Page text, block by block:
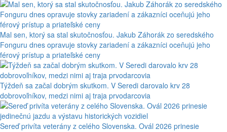
Mal sen, ktorý sa stal skutočnosťou. Jakub Záhorák zo seredského
Fonguru dnes opravuje stovky zariadení a zákazníci oceňujú jeho
férový prístup a priateľské ceny
Týždeň sa začal dobrým skutkom. V Seredi darovalo krv 28
dobrovoľníkov, medzi nimi aj traja prvodarcovia
Sereď privíta veterány z celého Slovenska. Ovál 2026 prinesie